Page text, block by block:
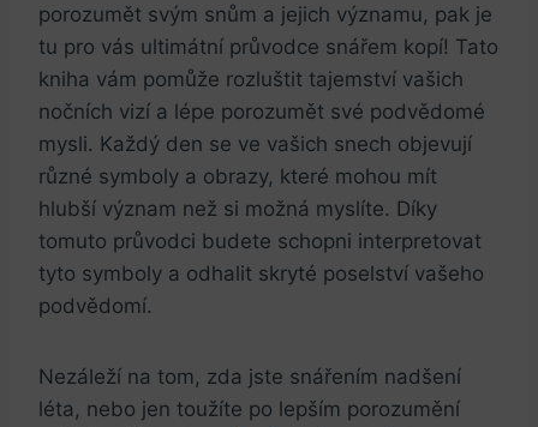
porozumět svým snům a jejich významu, pak je
tu pro vás ultimátní průvodce snářem kopí! Tato
kniha vám pomůže rozluštit tajemství vašich
nočních vizí a lépe porozumět své podvědomé
mysli. Každý den se ve vašich snech objevují
různé symboly a obrazy, které mohou mít
hlubší význam než si možná myslíte. Díky
tomuto průvodci budete schopni interpretovat
tyto symboly a odhalit skryté poselství vašeho
podvědomí.
Nezáleží na tom, zda jste snářením nadšení
léta, nebo jen toužíte po lepším porozumění